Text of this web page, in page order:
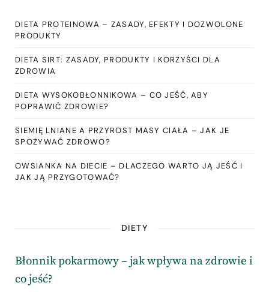
DIETA PROTEINOWA – ZASADY, EFEKTY I DOZWOLONE
PRODUKTY
DIETA SIRT: ZASADY, PRODUKTY I KORZYŚCI DLA
ZDROWIA
DIETA WYSOKOBŁONNIKOWA – CO JEŚĆ, ABY
POPRAWIĆ ZDROWIE?
SIEMIĘ LNIANE A PRZYROST MASY CIAŁA – JAK JE
SPOŻYWAĆ ZDROWO?
OWSIANKA NA DIECIE – DLACZEGO WARTO JĄ JEŚĆ I
JAK JĄ PRZYGOTOWAĆ?
DIETY
Błonnik pokarmowy – jak wpływa na zdrowie i
co jeść?